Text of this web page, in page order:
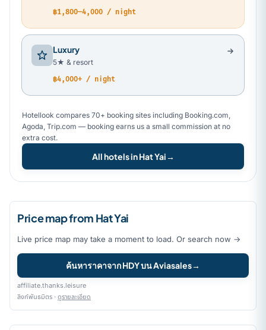
฿1,800–4,000 / night
Luxury
5★ & resort
฿4,000+ / night
Hotellook compares 70+ booking sites including Booking.com,
Agoda, Trip.com — booking earns us a small commission at no
extra cost.
All hotels in Hat Yai→
Price map from Hat Yai
Live price map may take a moment to load. Or search now →
ค้นหาราคาจาก HDY บน Aviasales→
affiliate.thanks.leisure
ลิงก์พันธมิตร · ดูรายละเอียด